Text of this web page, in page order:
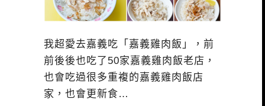
我超愛去嘉義吃「嘉義雞肉飯」，前
前後後也吃了50家嘉義雞肉飯老店，
也會吃過很多重複的嘉義雞肉飯店
家，也會更新食…